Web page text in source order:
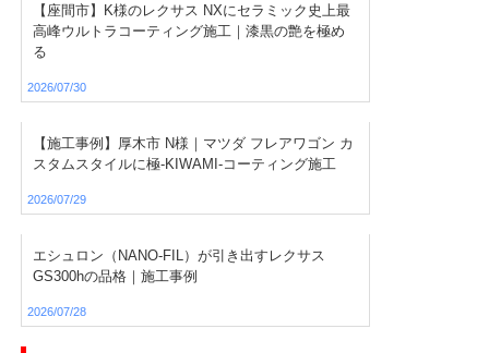
【座間市】K様のレクサス NXにセラミック史上最
高峰ウルトラコーティング施工｜漆黒の艶を極め
る
2026/07/30
【施工事例】厚木市 N様｜マツダ フレアワゴン カ
スタムスタイルに極-KIWAMI-コーティング施工
2026/07/29
エシュロン（NANO-FIL）が引き出すレクサス
GS300hの品格｜施工事例
2026/07/28